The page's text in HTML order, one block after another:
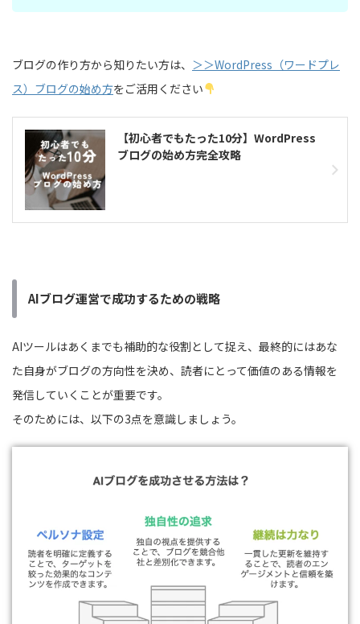
ブログの作り方から知りたい方は、 ＞＞WordPress（ワードプレ
ス）ブログの始め方をご活用ください
【初心者でもたった10分】WordPress
ブログの始め方完全攻略
AIブログ運営で成功するための戦略
AIツールはあくまでも補助的な役割として捉え、最終的にはあな
た自身がブログの方向性を決め、読者にとって価値のある情報を
発信していくことが重要です。
そのためには、以下の3点を意識しましょう。